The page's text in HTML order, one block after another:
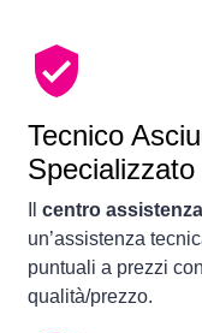
Tecnico
Specializzato
centro
un’assistenza
puntuali a prezzi
qualità/prezzo.